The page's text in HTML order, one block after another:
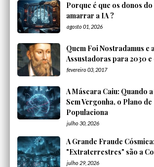
Porque é que os donos
amarrar a IA ?
agosto 01, 2026
Quem Foi Nostradamus e
Assustadoras para 2030
fevereiro 03, 2017
A Máscara Caiu: Quando
Sem Vergonha, o Plano
Populaciona
julho 30, 2026
A Grande Fraude
"Extraterrestres" são a
julho 29, 2026